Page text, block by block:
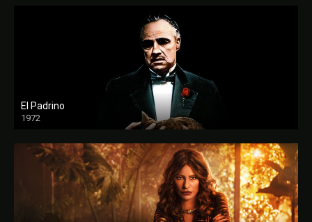
El Padrino
1972
FULL HD